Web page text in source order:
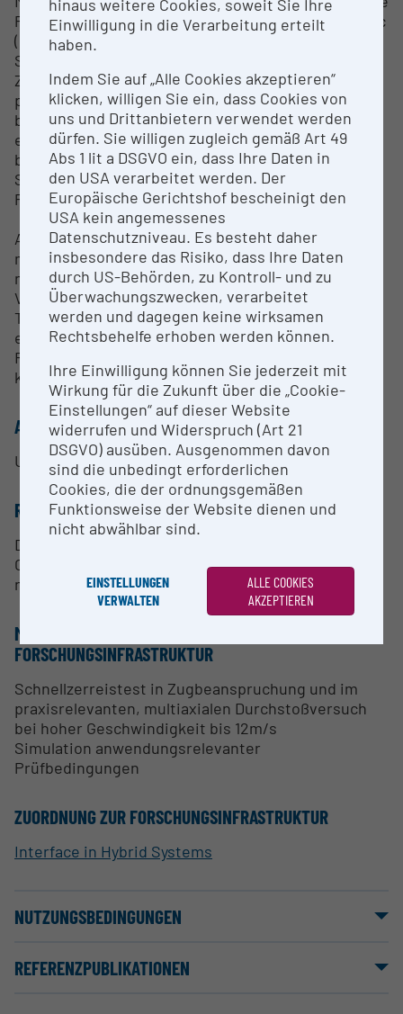
Prüfgeschwindigkeit bis zu 12m/sec = 12000mm/sec
(2000-fach schneller als Zugversuch) möglich. Das
System erlaubt nicht nur den Schnellzerreistest in
Zugbeanspruchung, sondern auch den
praxisrelevanten, multiaxialen Durchstoßversuch
bei hoher Geschwindigkeit. Ein Temperierkammer
ermöglicht auch Werkstoffprüfungen in einem
breiten Temperaturbereich von -100°C bis +250°C.
Somit können verschiedene, anwendungsrelevante
Prüfbedingungen simuliert werden.
Außerdem ermöglicht die beantragte Methode eine
multiaxiale, geschwindigkeitsabhängige Analyse
nicht nur von textilbasierenden
Verbundwerkstoffen, sondern auch von
Textilgeweben. Somit werden Synergien
erschaffen, welche auch in anderen
Forschungsbereichen des Institutes zum Tragen
kommen.
ANSPRECHPERSON
Univ.-Prof. Dr. Tung Pham
RESEARCH SERVICES
Die Forschungsinfrastruktur ist "Open for
Collaboration". Kommerzielle Kooperationen sind
nicht möglich.
METHODEN & EXPERTISE ZUR
FORSCHUNGSINFRASTRUKTUR
Schnellzerreistest in Zugbeanspruchung und im
praxisrelevanten, multiaxialen Durchstoßversuch
bei hoher Geschwindigkeit bis 12m/s
Simulation anwendungsrelevanter
Prüfbedingungen
ZUORDNUNG ZUR FORSCHUNGSINFRASTRUKTUR
Interface in Hybrid Systems
NUTZUNGSBEDINGUNGEN
REFERENZPUBLIKATIONEN
hinaus weitere Cookies, soweit Sie Ihre
Einwilligung in die Verarbeitung erteilt
haben.
Indem Sie auf „Alle Cookies akzeptieren“
klicken, willigen Sie ein, dass Cookies von
uns und Drittanbietern verwendet werden
dürfen. Sie willigen zugleich gemäß Art 49
Abs 1 lit a DSGVO ein, dass Ihre Daten in
den USA verarbeitet werden. Der
Europäische Gerichtshof bescheinigt den
USA kein angemessenes
Datenschutzniveau. Es besteht daher
insbesondere das Risiko, dass Ihre Daten
durch US-Behörden, zu Kontroll- und zu
Überwachungszwecken, verarbeitet
werden und dagegen keine wirksamen
Rechtsbehelfe erhoben werden können.
Ihre Einwilligung können Sie jederzeit mit
Wirkung für die Zukunft über die „Cookie-
Einstellungen“ auf dieser Website
widerrufen und Widerspruch (Art 21
DSGVO) ausüben. Ausgenommen davon
sind die unbedingt erforderlichen
Cookies, die der ordnungsgemäßen
Funktionsweise der Website dienen und
nicht abwählbar sind.
EINSTELLUNGEN
VERWALTEN
ALLE COOKIES
AKZEPTIEREN